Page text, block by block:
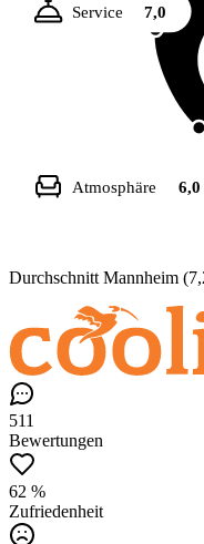
Atmosphäre 6,0
Service 7,0
Durchschnitt Mannheim
511
Bewertungen
62 %
Zufriedenheit